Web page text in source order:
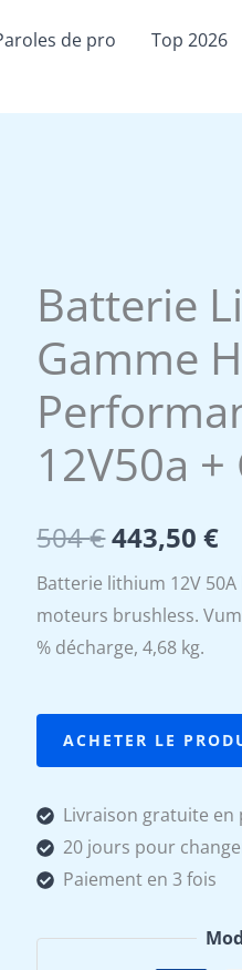
de pro
Top 2026
Batterie
Gamme
12V50a
504€Le
prix
initial
504 €.
443,50€Le
Batterie lithium 12V
moteurs brushless.
% décharge, 4,68 kg.
ACHETER LE
Livraison gratuite en
20 jours pour
Paiement en 3 fois